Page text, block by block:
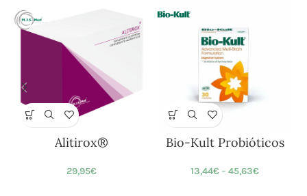
Alitirox®
29,95€
Bio-Kult Probióticos
13,44€ – 45,63€